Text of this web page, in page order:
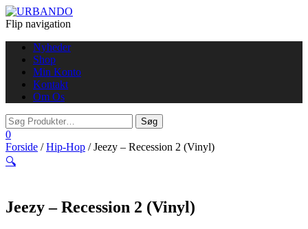
Flip navigation
Nyheder
Shop
Min Konto
Kontakt
Om Os
0
Forside /Hip-Hop / Jeezy – Recession 2 (Vinyl)
🔍
Jeezy – Recession 2 (Vinyl)